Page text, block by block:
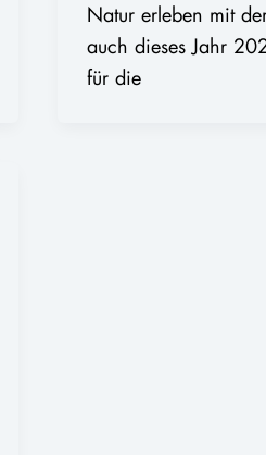
Natur erleben mit
auch dieses Jahr
für die